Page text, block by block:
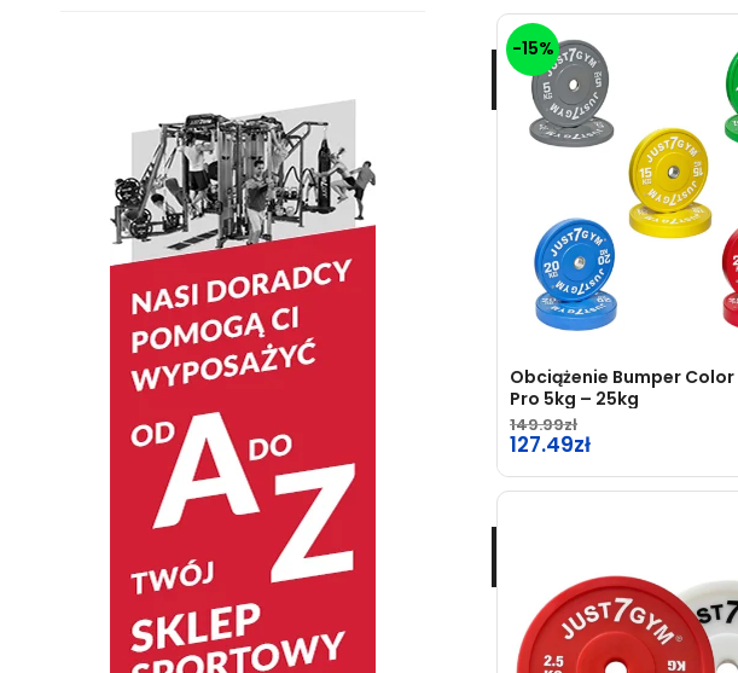
-15%
Obciążenie Bumper
Pro 5kg – 25kg
149.99
127.49